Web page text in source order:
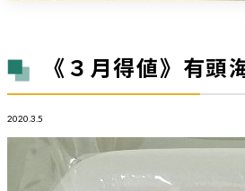
《３月得値》有
2020.3.5